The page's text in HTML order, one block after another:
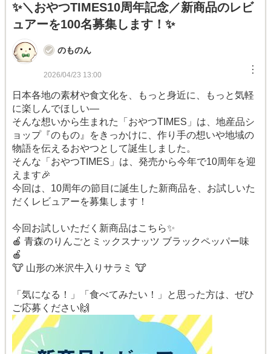
✨＼おやつTIMES10周年記念／新商品のレビ
ュアーを100名募集します！✨
のものん
2026/04/23 13:00 ︙
日本各地の素材や食文化を、もっと身近に、もっと気軽
に楽しんでほしい―
そんな想いから生まれた「おやつTIMES」は、地産品シ
ョップ『のもの』をきっかけに、作り手の想いや地域の
物語を伝えるおやつとして誕生しました。
そんな「おやつTIMES」は、発売から今年で10周年を迎
えます🎉
今回は、10周年の節目に誕生した新商品を、お試しいた
だくレビュアーを募集します！
今回お試しいただく新商品はこちら✨
🍎 青森のりんごとミックスナッツ ブラックペッパー味
🍎
🐮 山形の米沢牛入りサラミ 🐮
「気になる！」「食べてみたい！」と思った方は、ぜひ
ご応募ください🙌